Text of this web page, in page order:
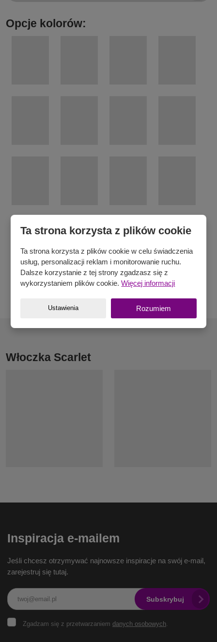
Opcje kolorów:
Następne
Włoczka Scarlet
Inspiracja e-mailem
Jeśli chcesz otrzymywać najnowsze inspiracje na swój e-mail,
zarejestruj się tutaj.
ZgadzamZgadzam się z przetwarzaniem danych osobowych.
Subskrybuj
Ta strona korzysta z plików cookie
Ta strona korzysta z plików cookie w celu świadczenia
usług, personalizacji reklam i monitorowanie ruchu.
Dalsze korzystanie z tej strony zgadzasz się z
wykorzystaniem plików cookie.Więcej informacji
Ustawienia Rozumiem